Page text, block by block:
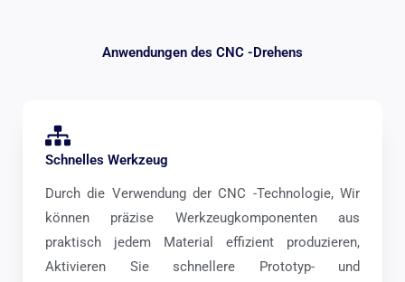
Anwendungen des CNC -Drehens
Schnelles Werkzeug
Durch die Verwendung der CNC -Technologie, Wir
können präzise Werkzeugkomponenten aus
praktisch jedem Material effizient produzieren,
Aktivieren Sie schnellere Prototyp- und